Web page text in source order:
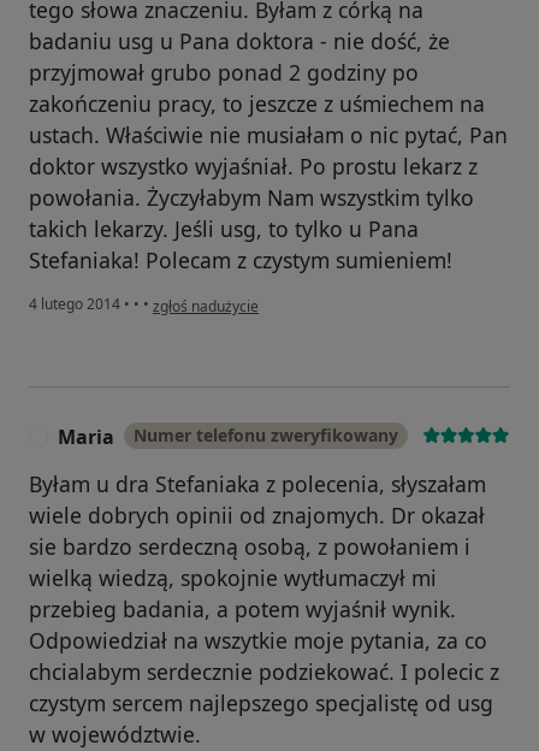
tego słowa znaczeniu. Byłam z córką na
badaniu usg u Pana doktora - nie dość, że
przyjmował grubo ponad 2 godziny po
zakończeniu pracy, to jeszcze z uśmiechem na
ustach. Właściwie nie musiałam o nic pytać, Pan
doktor wszystko wyjaśniał. Po prostu lekarz z
powołania. Życzyłabym Nam wszystkim tylko
takich lekarzy. Jeśli usg, to tylko u Pana
Stefaniaka! Polecam z czystym sumieniem!
4 lutego 2014 • • • w opinii użytkownika Konto zostało usunięte
zgłoś nadużycie
Maria Numer telefonu zweryfikowany
Byłam u dra Stefaniaka z polecenia, słyszałam
wiele dobrych opinii od znajomych. Dr okazał
sie bardzo serdeczną osobą, z powołaniem i
wielką wiedzą, spokojnie wytłumaczył mi
przebieg badania, a potem wyjaśnił wynik.
Odpowiedział na wszytkie moje pytania, za co
chcialabym serdecznie podziekować. I polecic z
czystym sercem najlepszego specjalistę od usg
w województwie.